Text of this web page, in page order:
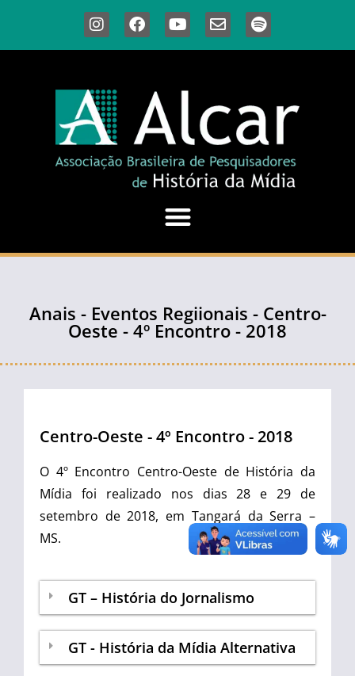
Anais - Eventos Regiionais - Centro-
Oeste - 4º Encontro - 2018
Centro-Oeste - 4º Encontro - 2018
O 4º Encontro Centro-Oeste de História da
Mídia foi realizado nos dias 28 e 29 de
setembro de 2018, em Tangará da Serra –
MS.
GT – História do Jornalismo
GT - História da Mídia Alternativa